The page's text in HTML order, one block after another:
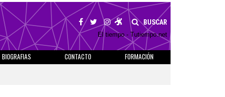
BUSCAR
El tiempo - Tutiempo.net
BIOGRAFIAS CONTACTO
FORMACIÓN